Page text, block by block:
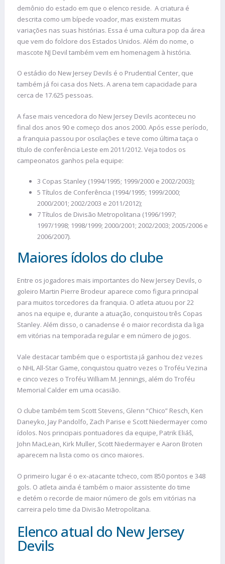
demônio do estado em que o elenco reside. A criatura é
descrita como um bípede voador, mas existem muitas
variações nas suas histórias. Essa é uma cultura pop da área
que vem do folclore dos Estados Unidos. Além do nome, o
mascote NJ Devil também vem em homenagem à história.
O estádio do New Jersey Devils é o Prudential Center, que
também já foi casa dos Nets. A arena tem capacidade para
cerca de 17.625 pessoas.
A fase mais vencedora do New Jersey Devils aconteceu no
final dos anos 90 e começo dos anos 2000. Após esse período,
a franquia passou por oscilações e teve como última taça o
título de conferência Leste em 2011/2012. Veja todos os
campeonatos ganhos pela equipe:
3 Copas Stanley (1994/1995; 1999/2000 e 2002/2003);
5 Títulos de Conferência (1994/1995; 1999/2000;
2000/2001; 2002/2003 e 2011/2012);
7 Títulos de Divisão Metropolitana (1996/1997;
1997/1998; 1998/1999; 2000/2001; 2002/2003; 2005/2006 e
2006/2007).
Maiores ídolos do clube
Entre os jogadores mais importantes do New Jersey Devils, o
goleiro Martin Pierre Brodeur aparece como figura principal
para muitos torcedores da franquia. O atleta atuou por 22
anos na equipe e, durante a atuação, conquistou três Copas
Stanley. Além disso, o canadense é o maior recordista da liga
em vitórias na temporada regular e em número de jogos.
Vale destacar também que o esportista já ganhou dez vezes
o NHL All-Star Game, conquistou quatro vezes o Troféu Vezina
e cinco vezes o Troféu William M. Jennings, além do Troféu
Memorial Calder em uma ocasião.
O clube também tem Scott Stevens, Glenn “Chico” Resch, Ken
Daneyko, Jay Pandolfo, Zach Parise e Scott Niedermayer como
ídolos. Nos principais pontuadores da equipe, Patrik Eliáš,
John MacLean, Kirk Muller, Scott Niedermayer e Aaron Broten
aparecem na lista como os cinco maiores.
O primeiro lugar é o ex-atacante tcheco, com 850 pontos e 348
gols. O atleta ainda é também o maior assistente do time
e detém o recorde de maior número de gols em vitórias na
carreira pelo time da Divisão Metropolitana.
Elenco atual do New Jersey
Devils